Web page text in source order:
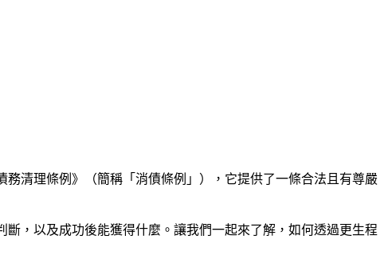
清理條例》（簡稱「消債條例」），它提供了一條合法且有尊嚴
，以及成功後能獲得什麼。讓我們一起來了解，如何透過更生程